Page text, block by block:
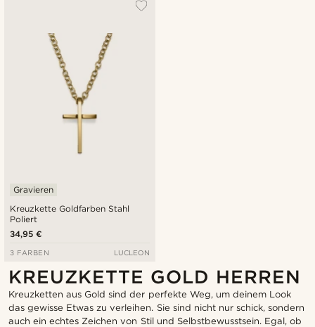
Kreuzkette Goldfarben Stahl
Poliert
Gravieren
34,95 €
3 FARBEN LUCLEON
KREUZKETTE GOLD HERREN
Kreuzketten aus Gold sind der perfekte Weg, um deinem Look
das gewisse Etwas zu verleihen. Sie sind nicht nur schick, sondern
auch ein echtes Zeichen von Stil und Selbstbewusstsein. Egal, ob